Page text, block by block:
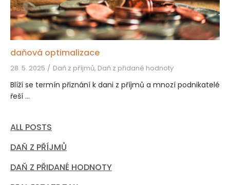
daňová optimalizace
28. 5. 2025 Daň z příjmů, Daň z přidané hodnoty
Blíží se termín přiznání k dani z příjmů a mnozí podnikatelé
řeší ...
ALL POSTS
DAŇ Z PŘÍJMŮ
DAŇ Z PŘIDANÉ HODNOTY